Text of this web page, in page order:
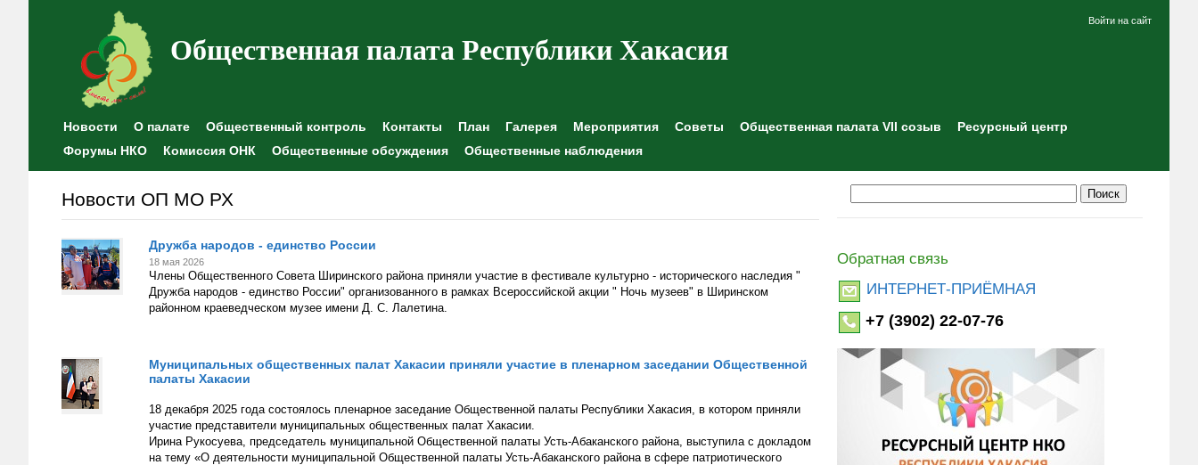
Общественная палата Республики Хакасия
Войти на сайт
Новости О палате Общественный контроль Контакты План Галерея Мероприятия Советы Общественная палата VII созыв
Ресурсный центр
Форумы НКО
Комиссия ОНК Общественные обсуждения Общественные наблюдения
Новости ОП МО РХ
Дружба народов - единство России
18 мая 2026
Члены Общественного Совета Ширинского района приняли участие в фестивале культурно - исторического наследия "
Дружба народов - единство России" организованного в рамках Всероссийской акции " Ночь музеев" в Ширинском
районном краеведческом музее имени Д. С. Лалетина.
Муниципальных общественных палат Хакасии приняли участие в пленарном заседании Общественной
палаты Хакасии
18 декабря 2025 года состоялось пленарное заседание Общественной палаты Республики Хакасия, в котором приняли
участие представители муниципальных общественных палат Хакасии.
Ирина Рукосуева, председатель муниципальной Общественной палаты Усть-Абаканского района, выступила с докладом
на тему «О деятельности муниципальной Общественной палаты Усть-Абаканского района в сфере патриотического
Обратная связь
ИНТЕРНЕТ-ПРИЁМНАЯ
+7 (3902) 22-07-76